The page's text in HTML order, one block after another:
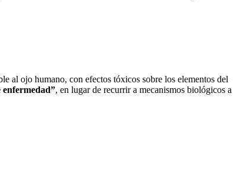
al ojo humano, con efectos tóxicos sobre los elementos del
enfermedad”, en lugar de recurrir a mecanismos biológicos a